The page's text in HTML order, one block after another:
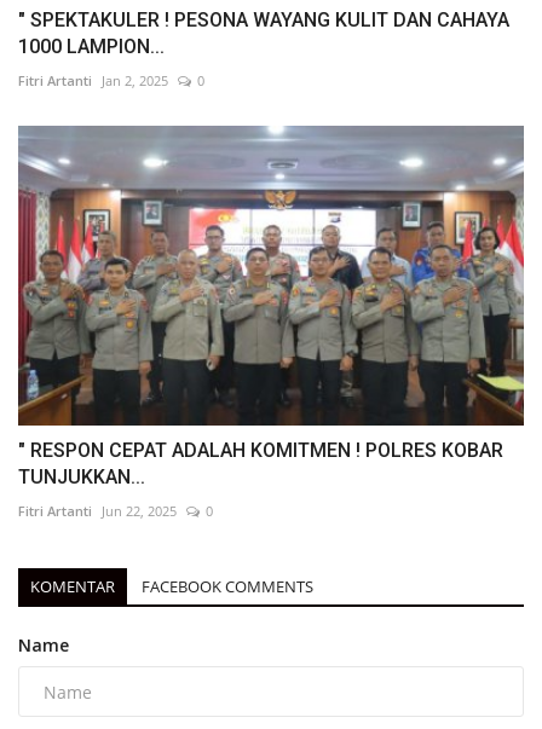
" SPEKTAKULER ! PESONA WAYANG KULIT DAN CAHAYA
1000 LAMPION...
Fitri Artanti Jan 2, 2025 0
" RESPON CEPAT ADALAH KOMITMEN ! POLRES KOBAR
TUNJUKKAN...
Fitri Artanti Jun 22, 2025 0
KOMENTAR FACEBOOK COMMENTS
Name